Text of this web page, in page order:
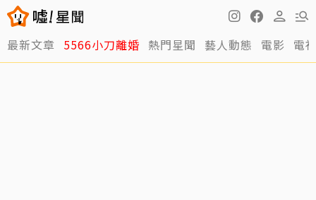
最新文章 5566小刀離婚 熱門星聞 藝人動態 電影 電